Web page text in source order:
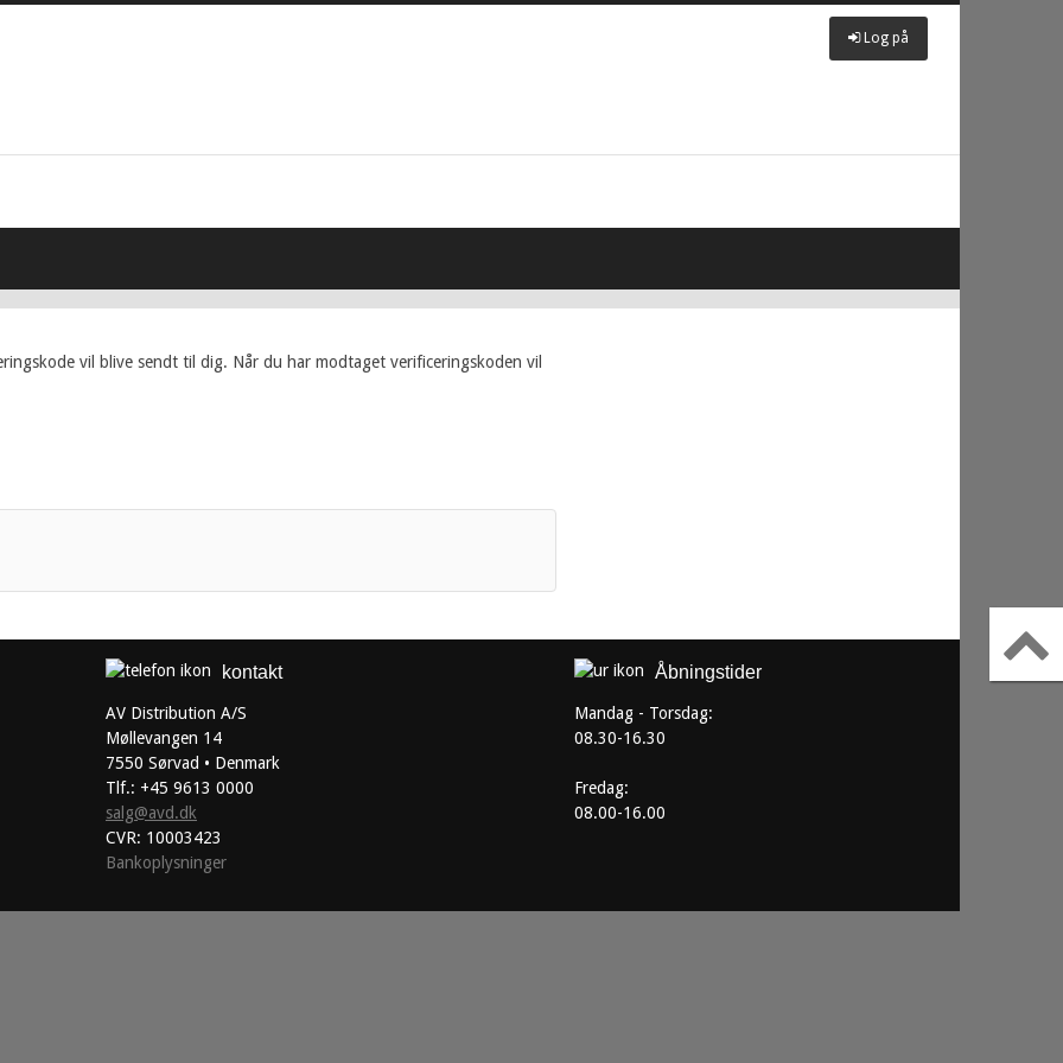
Log på
vil blive sendt til dig. Når du har modtaget verificeringskoden vil
kontakt
AV Distribution A/S
Møllevangen 14
7550 Sørvad • Denmark
Tlf.: +45 9613 0000
salg@avd.dk
CVR: 10003423
Bankoplysninger
Åbningstider
Mandag - Torsdag:
08.30-16.30
Fredag:
08.00-16.00